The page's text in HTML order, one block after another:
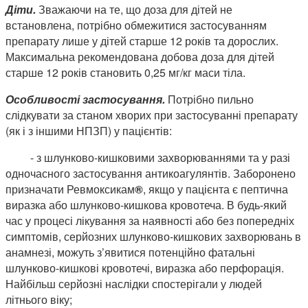
Діти. Зважаючи на те, що доза для дітей не
встановлена, потрібно обмежитися застосуванням
препарату лише у дітей старше 12 років та дорослих.
Максимальна рекомендована добова доза для дітей
старше 12 років становить 0,25 мг/кг маси тіла.
Особливості застосування. Потрібно пильно
слідкувати за станом хворих при застосуванні препарату
(як і з іншими НПЗП) у пацієнтів:
- з шлунково-кишковими захворюваннями та у разі
одночасного застосування антикоагулянтів. Заборонено
призначати Ревмоксикам®, якщо у пацієнта є пептична
виразка або шлунково-кишкова кровотеча. В будь-який
час у процесі лікування за наявності або без попередніх
симптомів, серйозних шлунково-кишкових захворювань в
анамнезі, можуть з’явитися потенційно фатальні
шлунково-кишкові кровотечі, виразка або перфорація.
Найбільш серйозні наслідки спостерігали у людей
літнього віку;